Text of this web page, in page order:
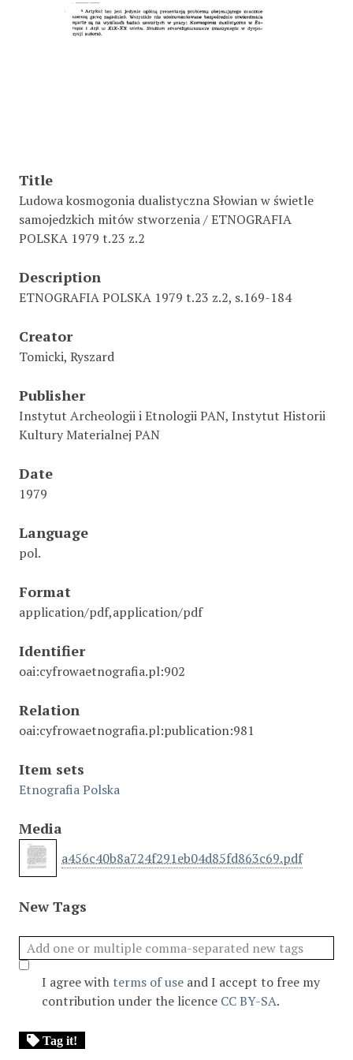
Title
Ludowa kosmogonia dualistyczna Słowian w świetle
samojedzkich mitów stworzenia / ETNOGRAFIA
POLSKA 1979 t.23 z.2
Description
ETNOGRAFIA POLSKA 1979 t.23 z.2, s.169-184
Creator
Tomicki, Ryszard
Publisher
Instytut Archeologii i Etnologii PAN, Instytut Historii
Kultury Materialnej PAN
Date
1979
Language
pol.
Format
application/pdf,application/pdf
Identifier
oai:cyfrowaetnografia.pl:902
Relation
oai:cyfrowaetnografia.pl:publication:981
Item sets
Etnografia Polska
Media
a456c40b8a724f291eb04d85fd863c69.pdf
New Tags
I agree with terms of use and I accept to free my
contribution under the licence CC BY-SA.
Tag it!